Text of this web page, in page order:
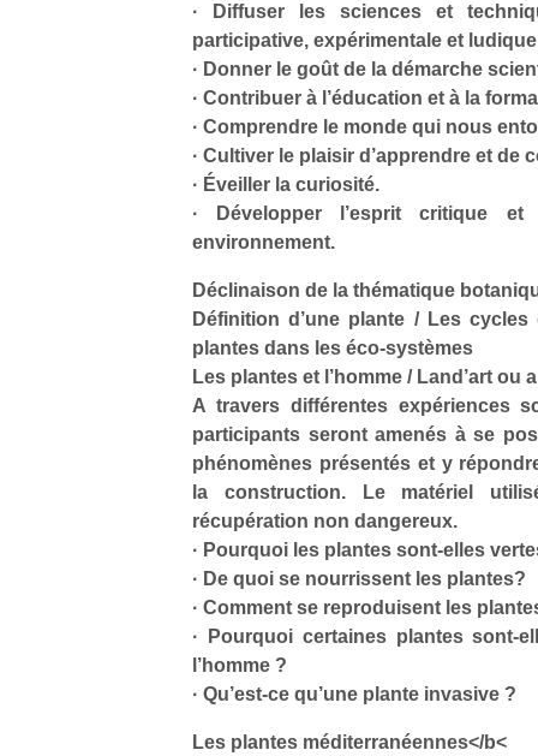
· Diffuser les sciences et
participative, expérimentale et
· Donner le goût de la démarche
· Contribuer à l’éducation et à la
· Comprendre le monde qui nous
· Cultiver le plaisir d’apprendre et de
· Éveiller la curiosité.
· Développer l’esprit critique
environnement.
Déclinaison de la thématique
Définition d’une plante / Les
plantes dans les éco-systèmes
Les plantes et l’homme / Land’art ou
A travers différentes expériences
participants seront amenés à se
phénomènes présentés et y
la construction. Le matériel
récupération non dangereux.
· Pourquoi les plantes sont-elles
· De quoi se nourrissent les plantes?
· Comment se reproduisent les
· Pourquoi certaines plantes sont-
l’homme ?
· Qu’est-ce qu’une plante invasive ?
Les plantes méditerranéennes</b<